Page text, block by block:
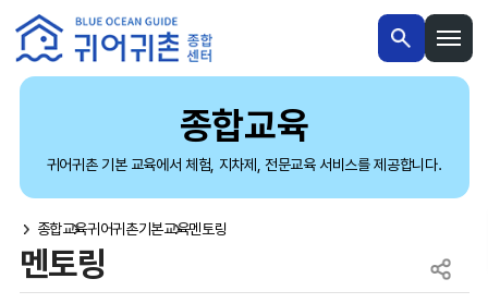
본문 내용 바로가기
메인메뉴 바로가기
종합교육
귀어귀촌 기본 교육에서 체험, 지차제, 전문교육 서비스를 제공합니다.
종합교육귀어귀촌기본교육멘토링
멘토링